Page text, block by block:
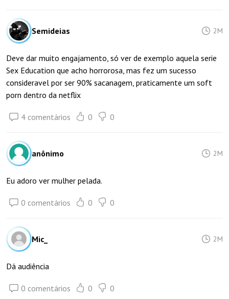
Semideias 2M
Deve dar muito engajamento, só ver de exemplo aquela serie
Sex Education que acho horrorosa, mas fez um sucesso
consideravel por ser 90% sacanagem, praticamente um soft
porn dentro da netflix
4 comentários 0 0
anônimo 2M
Eu adoro ver mulher pelada.
0 comentários 0 0
Mic_ 2M
Dá audiência
0 comentários 0 0